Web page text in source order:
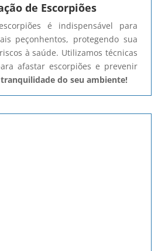
de Escorpiões
é indispensável para
peçonhentos, protegendo sua
à saúde. Utilizamos técnicas
afastar escorpiões e prevenir
tranquilidade do seu ambiente!